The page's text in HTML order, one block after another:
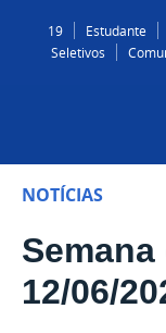
19
Estudante
Seletivos
NOTÍCIAS
12/06/